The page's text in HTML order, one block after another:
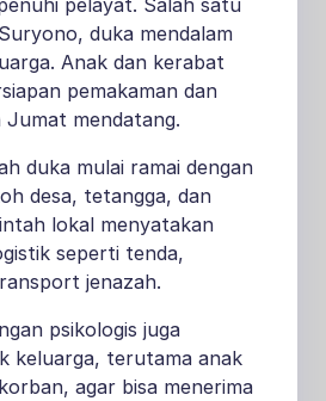
duka mendalam
Anak dan kerabat
pemakaman dan
Jumat mendatang.
duka mulai ramai dengan
desa, tetangga, dan
lokal menyatakan
seperti tenda,
jenazah.
psikologis juga
keluarga, terutama anak
agar bisa menerima